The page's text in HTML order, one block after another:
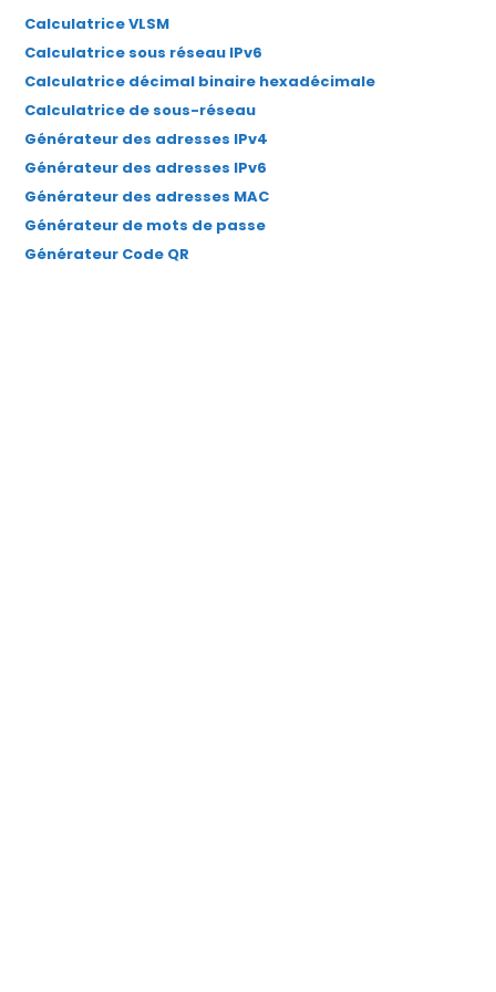
nouvel
onglet
nouvel
onglet
nouvel
onglet onglet
Calculatrice VLSM
Calculatrice sous réseau IPv6
Calculatrice décimal binaire hexadécimale
Calculatrice de sous-réseau
Générateur des adresses IPv4
Générateur des adresses IPv6
Générateur des adresses MAC
Générateur de mots de passe
Générateur Code QR